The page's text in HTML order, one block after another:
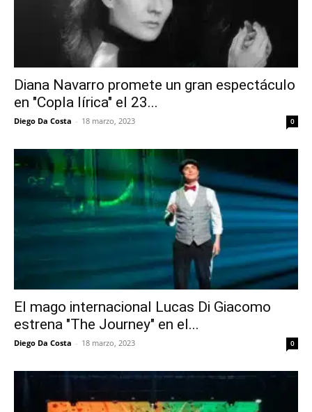
Diana Navarro promete un gran espectáculo
en "Copla lírica" el 23...
Diego Da Costa - 18 marzo, 2023 0
El mago internacional Lucas Di Giacomo
estrena "The Journey" en el...
Diego Da Costa - 18 marzo, 2023 0